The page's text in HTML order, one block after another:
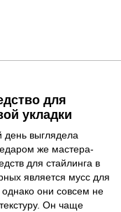
для
укладки
день выглядела
же мастера-
для стайлинга в
является мусс для
они совсем не
Он чаще